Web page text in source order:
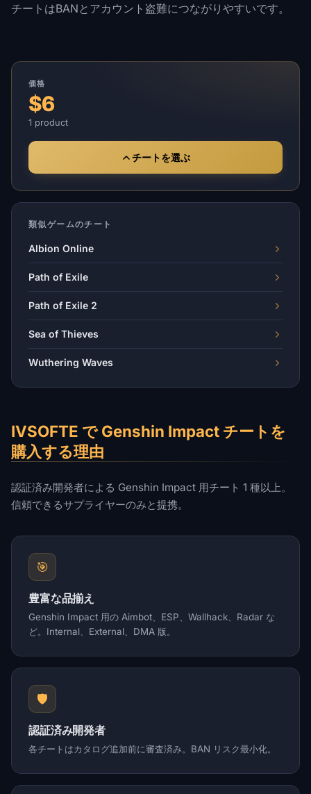
チートはBANとアカウント盗難につながりやすいです。
価格
$6
1 product
チートを選ぶ
類似ゲームのチート
Albion Online
Path of Exile
Path of Exile 2
Sea of Thieves
Wuthering Waves
IVSOFTE で Genshin Impact チートを
購入する理由
認証済み開発者による Genshin Impact 用チート 1 種以上。
信頼できるサプライヤーのみと提携。
🎯
豊富な品揃え
Genshin Impact 用の Aimbot、ESP、Wallhack、Radar な
ど。Internal、External、DMA 版。
🛡️
認証済み開発者
各チートはカタログ追加前に審査済み。BAN リスク最小化。